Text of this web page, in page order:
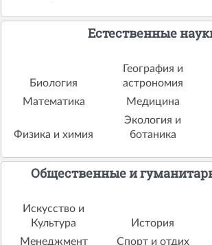
Естественные
Биология
География и
астрономия
Математика
Медицина
Физика и химия
Экология и
ботаника
Общественные и
Искусство и
Культура
История
Менеджмент
Спорт и отдих